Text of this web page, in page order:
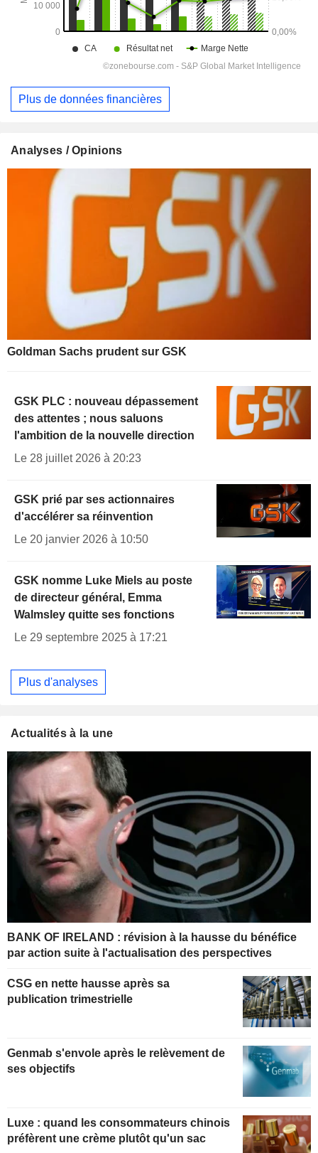
Plus de données financières
Analyses / Opinions
Goldman Sachs prudent sur GSK
GSK PLC : nouveau dépassement
des attentes ; nous saluons
l'ambition de la nouvelle direction
Le 28 juillet 2026 à 20:23
GSK prié par ses actionnaires
d'accélérer sa réinvention
Le 20 janvier 2026 à 10:50
GSK nomme Luke Miels au poste
de directeur général, Emma
Walmsley quitte ses fonctions
Le 29 septembre 2025 à 17:21
Plus d'analyses
Actualités à la une
BANK OF IRELAND : révision à la hausse du bénéfice
par action suite à l'actualisation des perspectives
CSG en nette hausse après sa
publication trimestrielle
Genmab s'envole après le relèvement de
ses objectifs
Luxe : quand les consommateurs chinois
préfèrent une crème plutôt qu'un sac